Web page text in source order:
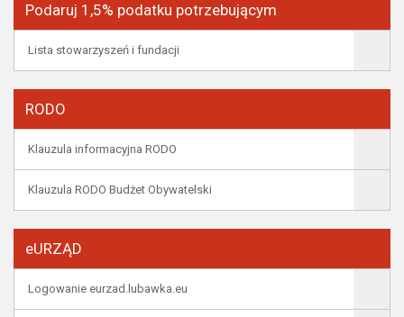
Podaruj 1,5% podatku potrzebującym
Lista stowarzyszeń i fundacji
RODO
Klauzula informacyjna RODO
Klauzula RODO Budżet Obywatelski
eURZĄD
Logowanie eurzad.lubawka.eu